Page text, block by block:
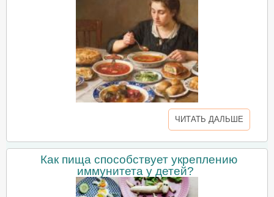
ЧИТАТЬ ДАЛЬШЕ
Как пища способствует укреплению
иммунитета у детей?